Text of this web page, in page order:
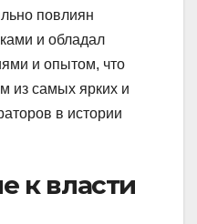
повлиян
и обладал
и опытом, что
из самых ярких и
в истории
к власти